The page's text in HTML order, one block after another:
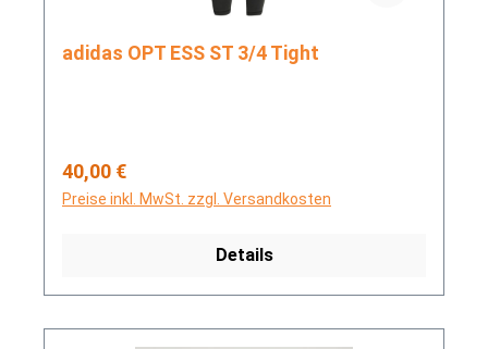
adidas OPT ESS ST 3/4 Tight
Regulärer Preis:
40,00 €
Preise inkl. MwSt. zzgl. Versandkosten
Details